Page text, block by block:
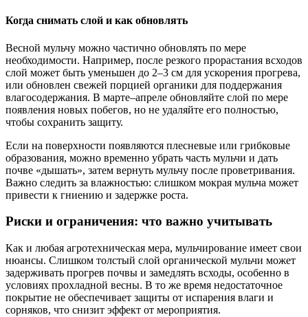
Когда снимать слой и как обновлять
Весной мульчу можно частично обновлять по мере
необходимости. Например, после резкого прорастания всходов
слой может быть уменьшен до 2–3 см для ускорения прогрева,
или обновлен свежей порцией органики для поддержания
влагосодержания. В марте–апреле обновляйте слой по мере
появления новых побегов, но не удаляйте его полностью,
чтобы сохранить защиту.
Если на поверхности появляются плесневые или грибковые
образования, можно временно убрать часть мульчи и дать
почве «дышать», затем вернуть мульчу после проветривания.
Важно следить за влажностью: слишком мокрая мульча может
привести к гниению и задержке роста.
Риски и ограничения: что важно учитывать
Как и любая агротехническая мера, мульчирование имеет свои
нюансы. Слишком толстый слой органической мульчи может
задерживать прогрев почвы и замедлять всходы, особенно в
условиях прохладной весны. В то же время недостаточное
покрытие не обеспечивает защиты от испарения влаги и
сорняков, что снизит эффект от мероприятия.